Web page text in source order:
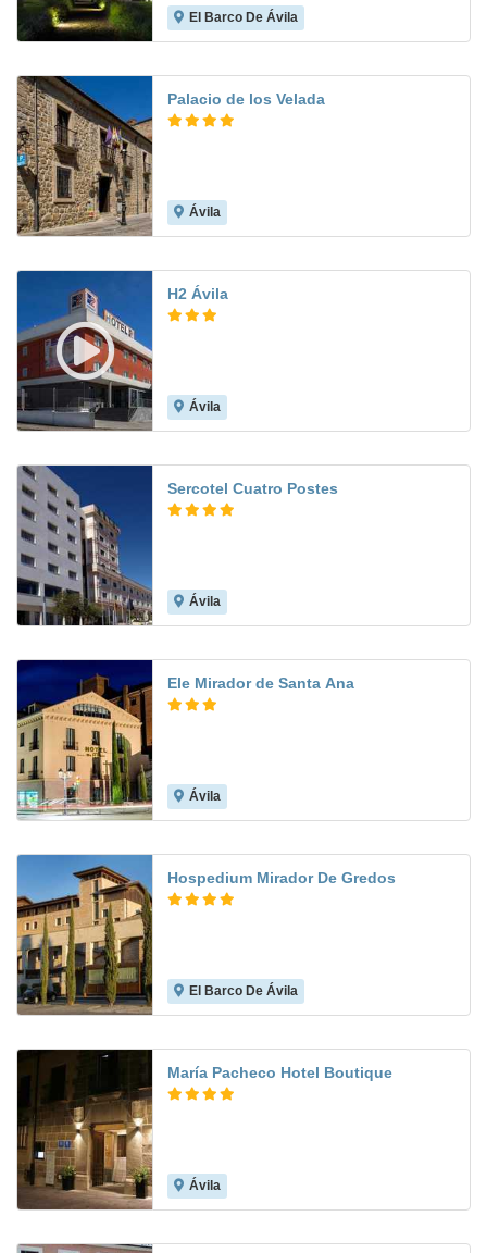
El Barco De Ávila
Palacio de los Velada
Ávila
H2 Ávila
Ávila
Sercotel Cuatro Postes
Ávila
Ele Mirador de Santa Ana
Ávila
Hospedium Mirador De Gredos
El Barco De Ávila
María Pacheco Hotel Boutique
Ávila